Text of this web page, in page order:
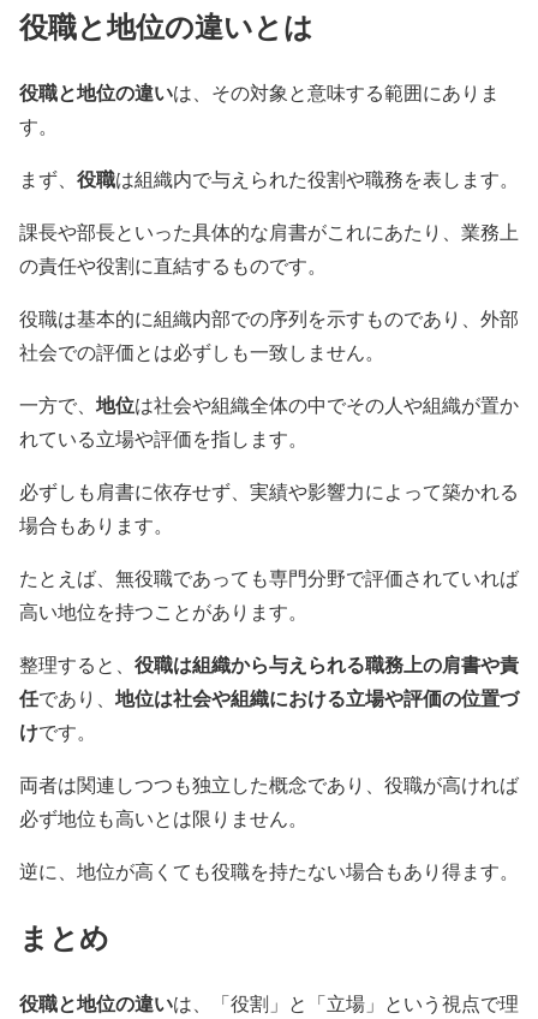
役職と地位の違いとは
役職と地位の違いは、その対象と意味する範囲にありま
す。
まず、 役職は組織内で与えられた役割や職務を表します。
課長や部長といった具体的な肩書がこれにあたり、業務上
の責任や役割に直結するものです。
役職は基本的に組織内部での序列を示すものであり、外部
社会での評価とは必ずしも一致しません。
一方で、 地位は社会や組織全体の中でその人や組織が置か
れている立場や評価を指します。
必ずしも肩書に依存せず、実績や影響力によって築かれる
場合もあります。
たとえば、無役職であっても専門分野で評価されていれば
高い地位を持つことがあります。
整理すると、 役職は組織から与えられる職務上の肩書や責
任であり、 地位は社会や組織における立場や評価の位置づ
けです。
両者は関連しつつも独立した概念であり、役職が高ければ
必ず地位も高いとは限りません。
逆に、地位が高くても役職を持たない場合もあり得ます。
まとめ
役職と地位の違いは、「役割」と「立場」という視点で理